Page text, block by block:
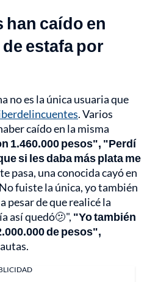
caído en
estafa por
no es la única usuaria que
. Varios
caído en la misma
1.460.000 pesos", "Perdí
si les daba más plata me
pasa, una conocida cayó en
fuiste la única, yo también
pesar de que realicé la
así quedó🫤", "Yo también
de pesos",